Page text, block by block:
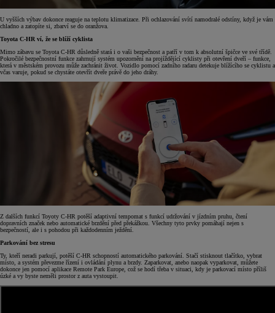
U vyšších výbav dokonce reaguje na teplotu klimatizace. Při ochlazování svítí namodralé odstíny, když je vám
chladno a zatopíte si, zbarví se do oranžova.
Toyota C-HR ví, že se blíží cyklista
Mimo zábavu se Toyota C-HR důsledně stará i o vaši bezpečnost a patří v tom k absolutní špičce ve své třídě.
Pokročilé bezpečnostní funkce zahrnují systém upozornění na projíždějící cyklisty při otevření dveří – funkce,
která v městském provozu může zachránit život. Vozidlo pomocí zadního radaru detekuje blížícího se cyklistu a
včas varuje, pokud se chystáte otevřít dveře právě do jeho dráhy.
Z dalších funkcí Toyoty C-HR potěší adaptivní tempomat s funkcí udržování v jízdním pruhu, čtení
dopravních značek nebo automatické brzdění před překážkou. Všechny tyto prvky pomáhají nejen s
bezpečností, ale i s pohodou při každodenním ježdění.
Parkování bez stresu
Ty, kteří neradi parkují, potěší C-HR schopností automatického parkování. Stačí stisknout tlačítko, vybrat
místo, a systém převezme řízení i ovládání plynu a brzdy. Zaparkovat, anebo naopak vyparkovat, můžete
dokonce jen pomocí aplikace Remote Park Europe, což se hodí třeba v situaci, kdy je parkovací místo příliš
úzké a vy byste neměli prostor z auta vystoupit.